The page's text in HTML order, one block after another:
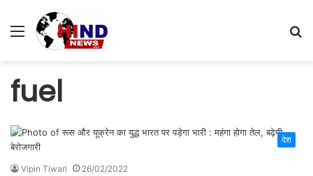
Menu
fuel
देश
Vipin Tiwari 26/02/2022